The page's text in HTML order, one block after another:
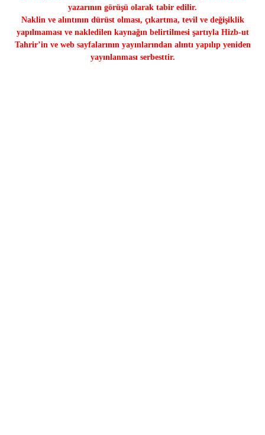
yazarının görüşü olarak tabir edilir.
Naklin ve alıntının dürüst olması, çıkartma, tevil ve değişiklik
yapılmaması ve nakledilen kaynağın belirtilmesi şartıyla Hizb-ut
Tahrir’in ve web sayfalarının yayınlarından alıntı yapılıp yeniden
yayınlanması serbesttir.